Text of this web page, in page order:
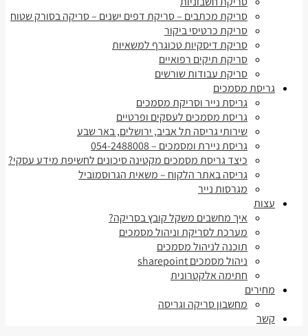
סריקת מכתבים – סריקת דפים ישנים – סריקה בסורק שטוח
סריקת כרטיסי ביקור
סריקת דיסקיות טכוגרף למשאיות
סריקת תיקים רפואיים
סריקת עבודות שורשים
גריסת מסמכים
גריסת נייר וסריקת מסמכים
גריסת מסמכים לעסקים ופרטיים
שירותי גריסה תל אביב, ירושלים, באר שבע
גריסת ניירת ומסמכים – 054-2488008
כיצד גריסת מסמכים מקטינה סיכונים לחשיפת מידע עסקי?
גריסה באתר הלקוח – משאית הגרוסמוביל
מגרסות נייר
עצות
איך מחשבים משקל קובץ בסריקה?
מערכת לסריקת וניהול מסמכים
תוכנה לניהול מסמכים
ניהול מסמכים sharepoint
חתימה אלקטרונית
מחירים
מחשבון סריקה וגריסה
קשר